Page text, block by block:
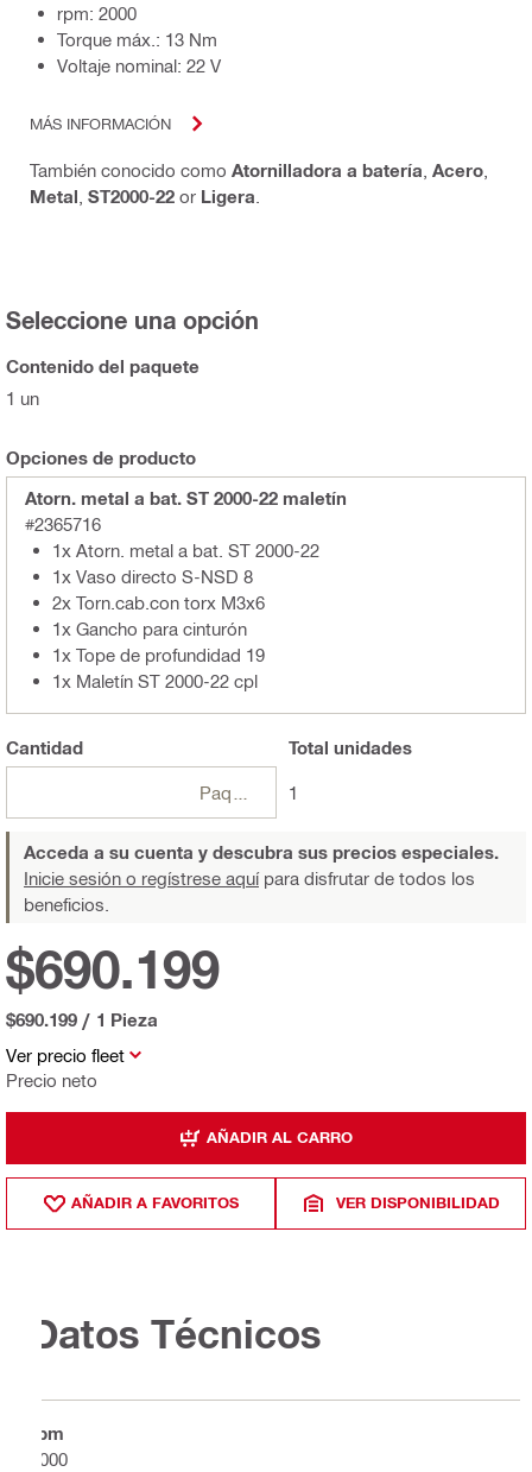
rpm: 2000
Torque máx.: 13 Nm
Voltaje nominal: 22 V
MÁS INFORMACIÓN
También conocido como Atornilladora a batería Acero
Metal ST2000-22 or Ligera
Seleccione una opción
Contenido del paquete
1 un
Opciones de producto
Atorn. metal a bat. ST 2000-22 maletín
#2365716
1x Atorn. metal a bat. ST 2000-22
1x Vaso directo S-NSD 8
2x Torn.cab.con torx M3x6
1x Gancho para cinturón
1x Tope de profundidad 19
1x Maletín ST 2000-22 cpl
Cantidad Total unidades
1
Acceda a su cuenta y descubra sus precios especiales.
Inicie sesión o regístrese aquípara disfrutar de todos los
beneficios.
Ver precio fleet
Precio neto
$690.199
$690.199 / 1 Pieza
AÑADIR AL CARRO
AÑADIR A FAVORITOS VER DISPONIBILIDAD
Datos Técnicos
rpm
2000